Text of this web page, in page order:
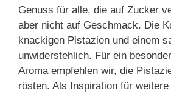
Genuss für alle, die auf Zucker
aber nicht auf Geschmack. Die
knackigen Pistazien und einem
unwiderstehlich. Für ein
Aroma empfehlen wir, die
rösten. Als Inspiration für